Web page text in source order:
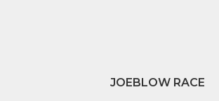
JOEBLOW RACE